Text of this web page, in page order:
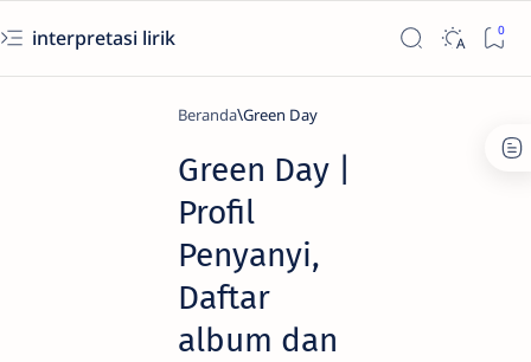
interpretasi lirik
Beranda Green Day
Green Day |
Profil
Penyanyi,
Daftar
album dan